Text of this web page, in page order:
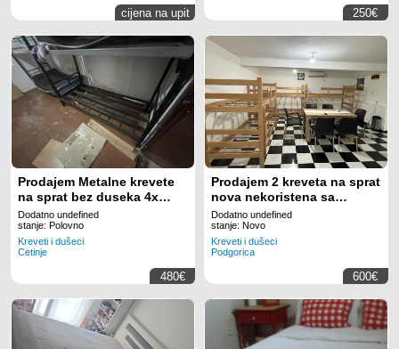
cijena na upit 250€
Prodajem Metalne krevete
na sprat bez duseka 4x
Komada
Dodatno undefined
stanje: Polovno
Kreveti i dušeci
Cetinje
480€
Prodajem 2 kreveta na sprat
nova nekoristena sa
dusecima
Dodatno undefined
stanje: Novo
Kreveti i dušeci
Podgorica
600€